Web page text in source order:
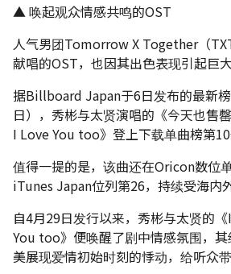
▲ 唤起观众情感共鸣的OST
人气男团Tomorrow X Together（
献唱的OST，也因其出色表现引起巨大
据Billboard Japan于6日发布的最新
日），秀彬与太贤演唱的《今天也售
I Love You too》登上下载单曲榜第10
值得一提的是，该曲还在Oricon数位
iTunes Japan位列第26，持续受海内
自4月29日发行以来，秀彬与太贤的
You too》便唤醒了剧中情感氛围，
美展现爱情初始时刻的悸动，给听众带